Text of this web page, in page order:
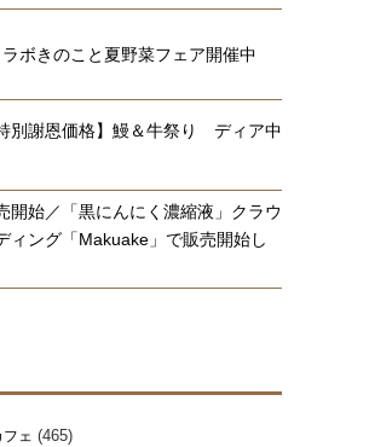
ボきのこと夏野菜フェア開催中
別謝恩価格】鰻＆牛祭り ディア中
開始／「黒にんにく濃縮液」クラウ
ィング「Makuake」で販売開始し
ェ (465)